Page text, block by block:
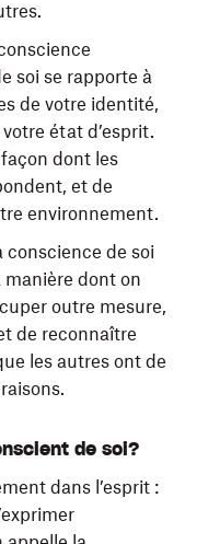
soi se rapporte à
de votre identité,
état d’esprit.
façon dont les
et de
environnement.
conscience de soi
manière dont on
outre mesure,
de reconnaître
les autres ont de
de soi?
dans l’esprit :